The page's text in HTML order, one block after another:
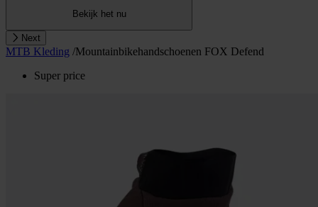
Bekijk het nu
Next
MTB Kleding /Mountainbikehandschoenen FOX Defend
Super price